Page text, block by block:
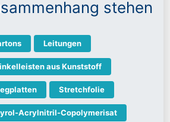
stehen
Leitungen
aus Kunststoff
Stretchfolie
Acrylnitril-Copolymerisat